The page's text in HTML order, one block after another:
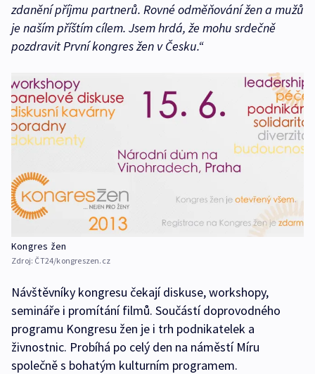
zdanění příjmu partnerů. Rovné odměňování žen a mužů
je naším příštím cílem. Jsem hrdá, že mohu srdečně
pozdravit První kongres žen v Česku.“
Kongres žen
Zdroj: ČT24/kongreszen.cz
Návštěvníky kongresu čekají diskuse, workshopy,
semináře i promítání filmů. Součástí doprovodného
programu Kongresu žen je i trh podnikatelek a
živnostnic. Probíhá po celý den na náměstí Míru
společně s bohatým kulturním programem.